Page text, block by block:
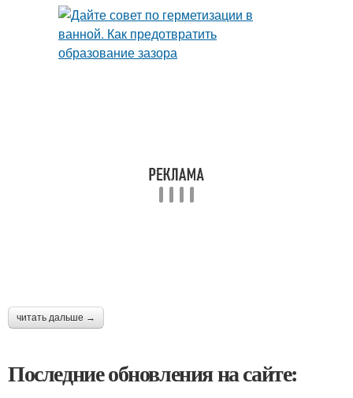
читать дальше →
Последние обновления на сайте: